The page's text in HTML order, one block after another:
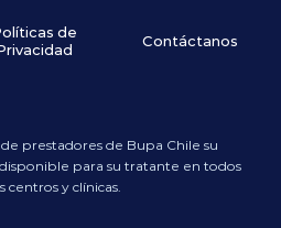
de
Contáctanos
prestadores de Bupa Chile su
para su tratante en todos
centros y clínicas.